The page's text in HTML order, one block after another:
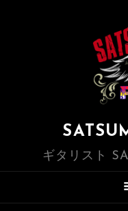
ギタリスト